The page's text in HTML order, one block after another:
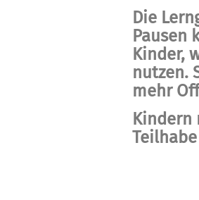
Die
Pausen
Kinder,
nutzen.
mehr